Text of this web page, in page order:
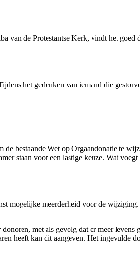
van de Protestantse Kerk, vindt het
het gedenken van iemand die
bestaande Wet op Orgaandonatie te
staan voor een lastige keuze. Wat
mogelijke meerderheid voor de
met als gevolg dat er meer
heeft kan dit aangeven. Het ingevulde